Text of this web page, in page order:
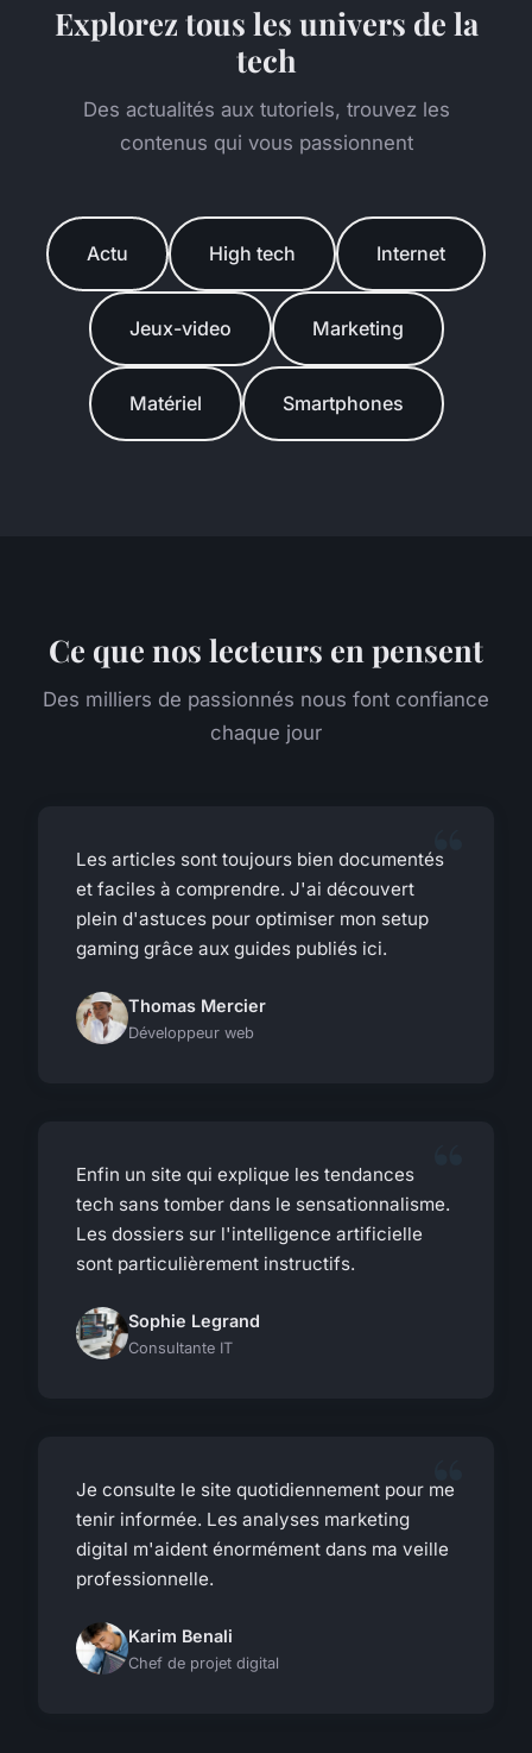
Explorez tous les univers de la
tech
Des actualités aux tutoriels, trouvez les
contenus qui vous passionnent
Actu High tech Internet
Jeux-video Marketing
Matériel Smartphones
Ce que nos lecteurs en pensent
Des milliers de passionnés nous font confiance
chaque jour
Les articles sont toujours bien documentés
et faciles à comprendre. J'ai découvert
plein d'astuces pour optimiser mon setup
gaming grâce aux guides publiés ici.
Thomas Mercier
Développeur web
Enfin un site qui explique les tendances
tech sans tomber dans le sensationnalisme.
Les dossiers sur l'intelligence artificielle
sont particulièrement instructifs.
Sophie Legrand
Consultante IT
Je consulte le site quotidiennement pour me
tenir informée. Les analyses marketing
digital m'aident énormément dans ma veille
professionnelle.
Karim Benali
Chef de projet digital